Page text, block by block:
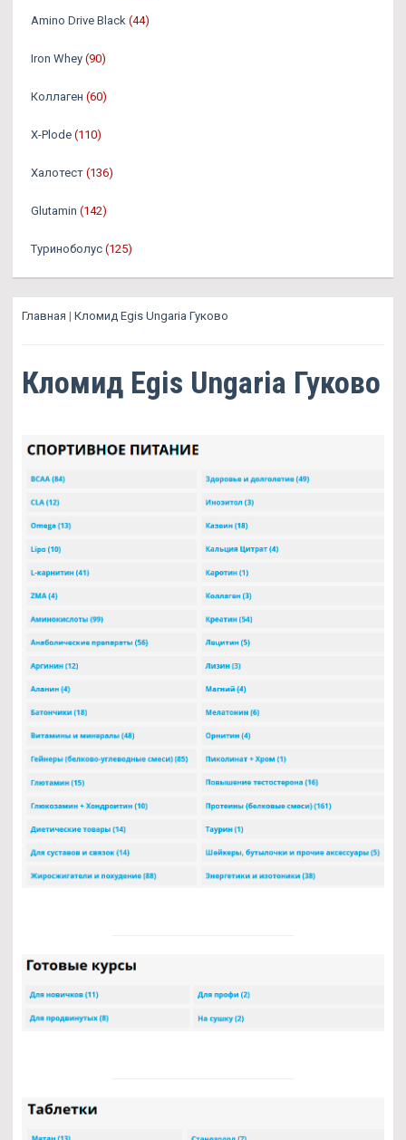
Amino Drive Black (44)
Iron Whey (90)
Коллаген (60)
X-Plode (110)
Халотест (136)
Glutamin (142)
Туриноболус (125)
Главная | Кломид Egis Ungaria Гуково
Кломид Egis Ungaria Гуково